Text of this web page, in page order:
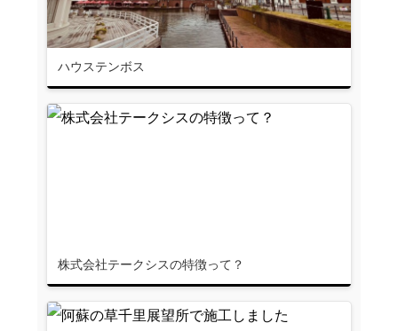
ハウステンボス
株式会社テークシスの特徴って？